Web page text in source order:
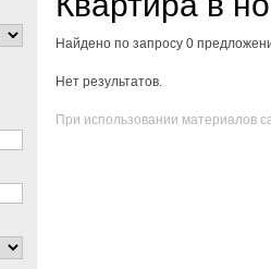
Найдено по запросу 0
Нет результатов.
При использовании материалов